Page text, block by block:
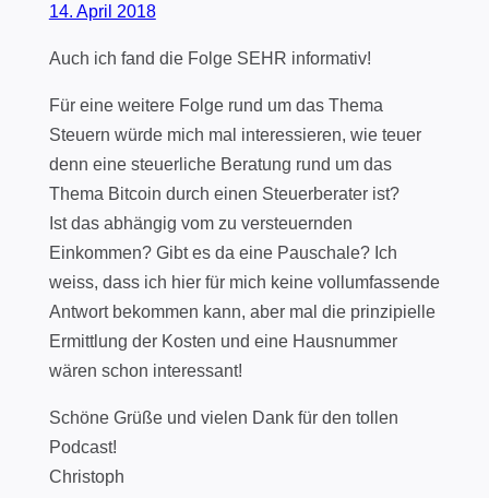
14. April 2018
Auch ich fand die Folge SEHR informativ!
Für eine weitere Folge rund um das Thema
Steuern würde mich mal interessieren, wie teuer
denn eine steuerliche Beratung rund um das
Thema Bitcoin durch einen Steuerberater ist?
Ist das abhängig vom zu versteuernden
Einkommen? Gibt es da eine Pauschale? Ich
weiss, dass ich hier für mich keine vollumfassende
Antwort bekommen kann, aber mal die prinzipielle
Ermittlung der Kosten und eine Hausnummer
wären schon interessant!
Schöne Grüße und vielen Dank für den tollen
Podcast!
Christoph